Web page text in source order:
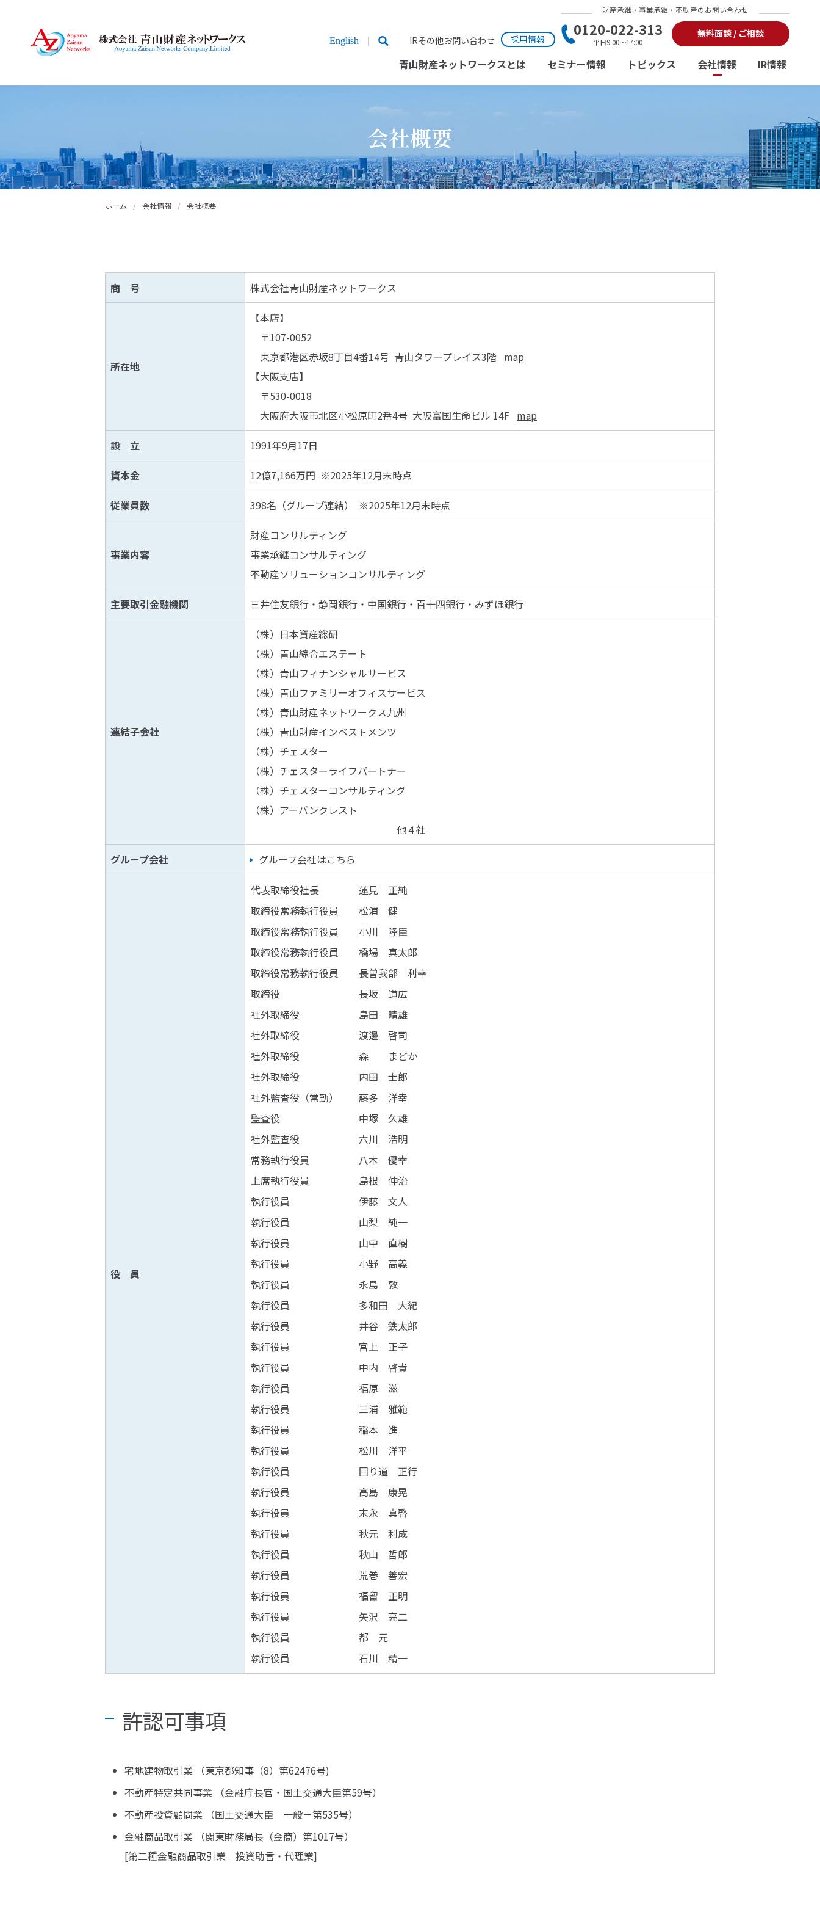
English IRその他お問い合わせ 採用情報
財産承継・事業承継・不動産のお問い合わせ
0120-022-313
平日9:00～17:00
無料面談 / ご相談
青山財産ネットワークスとは セミナー情報 トピックス 会社情報 IR情報
会社概要
ホーム / 会社情報 / 会社概要
商 号 株式会社青山財産ネットワークス
所在地
【本店】
〒107-0052
東京都港区赤坂8丁目4番14号 青山タワープレイス3階 map
【大阪支店】
〒530-0018
大阪府大阪市北区小松原町2番4号 大阪富国生命ビル 14F map
設 立 1991年9月17日
資本金 12億7,166万円 ※2025年12月末時点
従業員数 398名（グループ連結） ※2025年12月末時点
事業内容
財産コンサルティング
事業承継コンサルティング
不動産ソリューションコンサルティング
主要取引金融機関 三井住友銀行 ・静岡銀行 ・中国銀行 ・百十四銀行 ・みずほ銀行
連結子会社
（株）日本資産総研
（株）青山綜合エステート
（株）青山フィナンシャルサービス
（株）青山ファミリーオフィスサービス
（株）青山財産ネットワークス九州
（株）青山財産インベストメンツ
（株）チェスター
（株）チェスターライフパートナー
（株）チェスターコンサルティング
（株）アーバンクレスト
他４社
グループ会社 グループ会社はこちら
役 員
代表取締役社長
蓮見 正純
取締役常務執行役員
松浦 健
取締役常務執行役員
小川 隆臣
取締役常務執行役員
橋場 真太郎
取締役常務執行役員
長曽我部 利幸
取締役
長坂 道広
社外取締役
島田 晴雄
社外取締役
渡邊 啓司
社外取締役
森 まどか
社外取締役
内田 士郎
社外監査役（常勤）
藤多 洋幸
監査役
中塚 久雄
社外監査役
六川 浩明
常務執行役員
八木 優幸
上席執行役員
島根 伸治
執行役員
伊藤 文人
執行役員
山梨 純一
執行役員
山中 直樹
執行役員
小野 高義
執行役員
永島 敦
執行役員
多和田 大紀
執行役員
井谷 鉄太郎
執行役員
宮上 正子
執行役員
中内 啓貴
執行役員
福原 滋
執行役員
三浦 雅範
執行役員
稲本 進
執行役員
松川 洋平
執行役員
回り道 正行
執行役員
高島 康晃
執行役員
末永 真啓
執行役員
秋元 利成
執行役員
秋山 哲郎
執行役員
荒巻 善宏
執行役員
福留 正明
執行役員
矢沢 亮二
執行役員
都 元
執行役員
石川 精一
許認可事項
宅地建物取引業 （東京都知事（8）第62476号)
不動産特定共同事業 （金融庁長官・国土交通大臣第59号）
不動産投資顧問業 （国土交通大臣 一般－第535号）
金融商品取引業 （関東財務局長（金商）第1017号）
[第二種金融商品取引業 投資助言・代理業]